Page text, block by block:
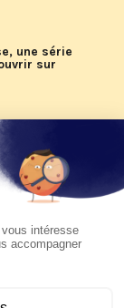
une série
sur
de KTO
Léon
KTO le